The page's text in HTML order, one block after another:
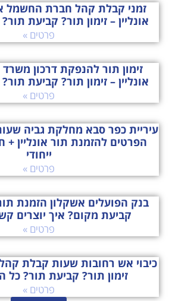
זמני קבלת קהל חברת החשמל
אונליין – זימון תור? קביעת
פרטים »
זימון תור להנפקת דרכון
אונליין – זימון תור? קביעת
פרטים »
עיריית כפר סבא מחלקת גביה
הפרטים להזמנת תור אונליין +
ייחודי
פרטים »
בנק הפועלים אשקלון הזמנת
קביעת מקום? איך יוצרים
פרטים »
כיבוי אש רחובות שעות קבלת קהל
זימון תור? קביעת תור? כל
פרטים »